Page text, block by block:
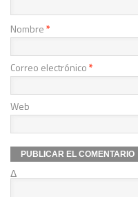
Nombre*
Correo electrónico*
Web
Δ